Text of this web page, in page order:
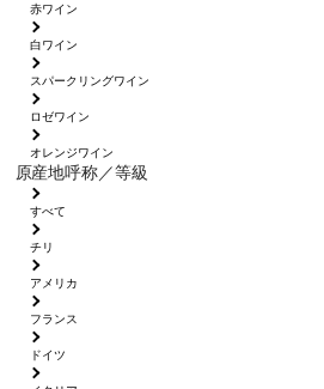
赤ワイン
白ワイン
スパークリングワイン
ロゼワイン
オレンジワイン
原産地呼称／等級
すべて
チリ
アメリカ
フランス
ドイツ